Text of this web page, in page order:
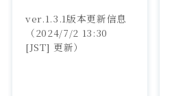
ver.1.3.1版本更新信息
（2024/7/2 13:30
[JST] 更新）